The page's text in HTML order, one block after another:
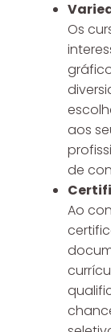
Os
aos
de
Ao